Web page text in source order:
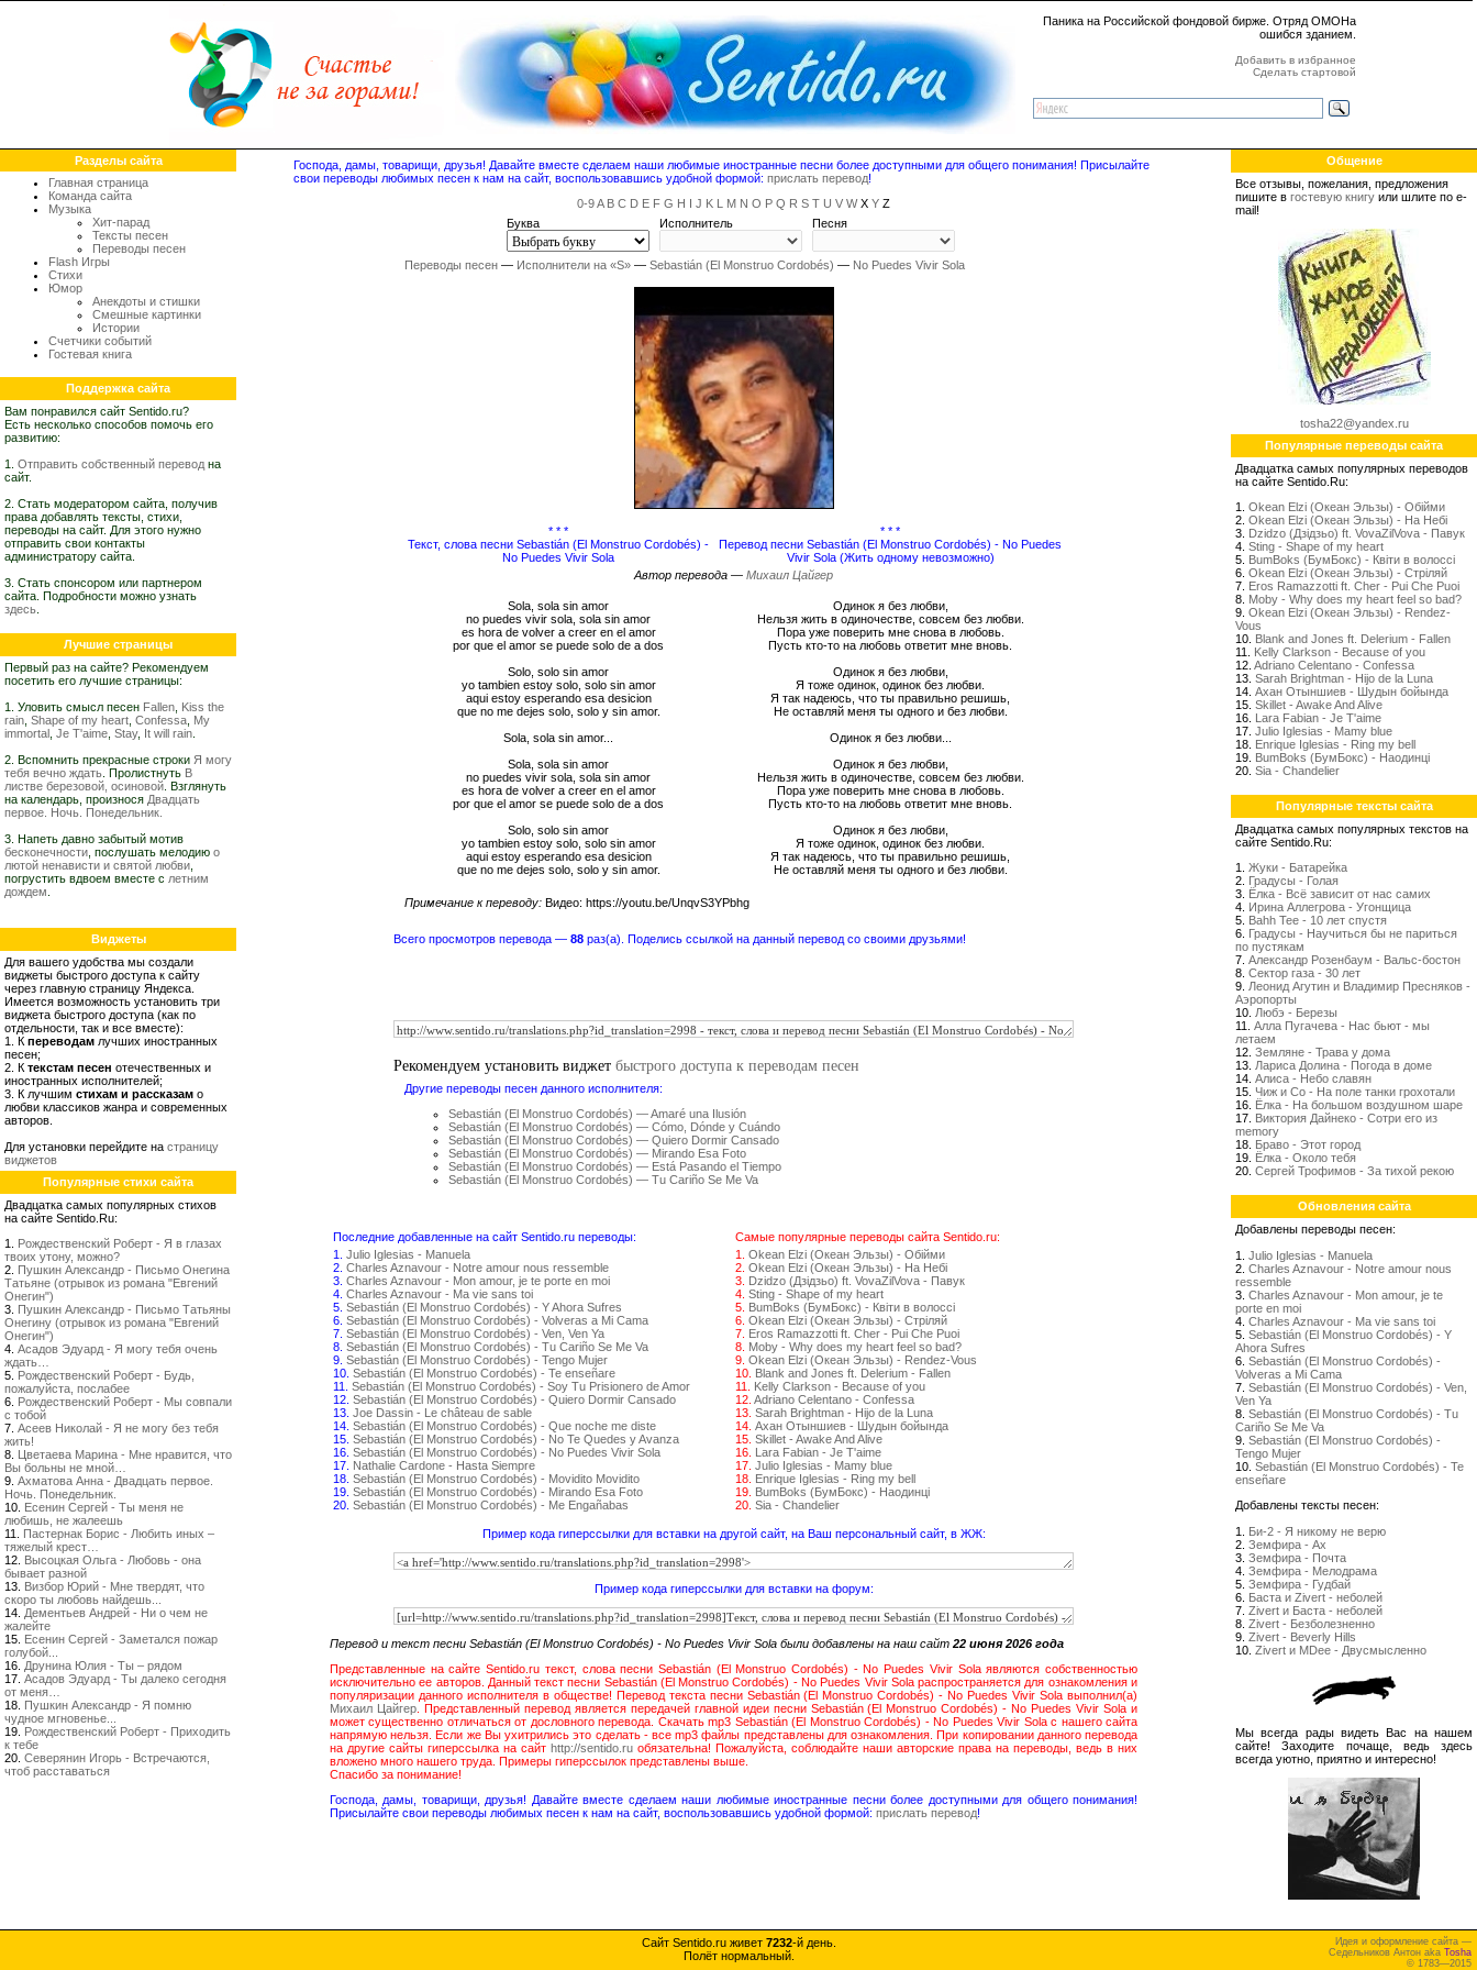
Паника на Российской фондовой бирже. Отряд ОМОНа
ошибся зданием.
Добавить в избранное
Сделать стартовой
Разделы сайта
Главная страница
Команда сайта
Музыка
Хит-парад
Тексты песен
Переводы песен
Flash Игры
Стихи
Юмор
Анекдоты и стишки
Смешные картинки
Истории
Счетчики событий
Гостевая книга
Поддержка сайта
Вам понравился сайт Sentido.ru?
Есть несколько способов помочь его
развитию:
1. Отправить собственный перевод на
сайт.
2. Стать модератором сайта, получив
права добавлять тексты, стихи,
переводы на сайт. Для этого нужно
отправить свои контакты
администратору сайта.
3. Стать спонсором или партнером
сайта. Подробности можно узнать
здесь
Лучшие страницы
Первый раз на сайте? Рекомендуем
посетить его лучшие страницы:
1. Уловить смысл песен Fallen Kiss the
rain Shape of my heart Confessa My
immortal Je T'aime Stay, It will rain
2. Вспомнить прекрасные строки Я могу
тебя вечно ждать . Пролистнуть В
листве березовой, осиновой . Взглянуть
на календарь, произнося Двадцать
первое. Ночь. Понедельник.
3. Напеть давно забытый мотив
бесконечности , послушать мелодию о
лютой ненависти и святой любви
погрустить вдвоем вместе с летним
дождем
Виджеты
Для вашего удобства мы создали
виджеты быстрого доступа к сайту
через главную страницу Яндекса.
Имеется возможность установить три
виджета быстрого доступа (как по
отдельности, так и все вместе):
1. К переводам лучших иностранных
песен;
2. К текстам песен отечественных и
иностранных исполнителей;
3. К лучшим стихам и рассказам о
любви классиков жанра и современных
авторов.
Для установки перейдите на страницу
виджетов
Популярные стихи сайта
Двадцатка самых популярных стихов
на сайте Sentido.Ru:
1. Рождественский Роберт - Я в глазах
твоих утону, можно?
2. Пушкин Александр - Письмо Онегина
Татьяне (отрывок из романа "Евгений
Онегин")
3. Пушкин Александр - Письмо Татьяны
Онегину (отрывок из романа "Евгений
Онегин")
4. Асадов Эдуард - Я могу тебя очень
ждать…
5. Рождественский Роберт - Будь,
пожалуйста, послабее
6. Рождественский Роберт - Мы совпали
с тобой
7. Асеев Николай - Я не могу без тебя
жить!
8. Цветаева Марина - Мне нравится, что
Вы больны не мной…
9. Ахматова Анна - Двадцать первое.
Ночь. Понедельник.
10. Есенин Сергей - Ты меня не
любишь, не жалеешь
11. Пастернак Борис - Любить иных –
тяжелый крест…
12. Высоцкая Ольга - Любовь - она
бывает разной
13. Визбор Юрий - Мне твердят, что
скоро ты любовь найдешь...
14. Дементьев Андрей - Ни о чем не
жалейте
15. Есенин Сергей - Заметался пожар
голубой...
16. Друнина Юлия - Ты – рядом
17. Асадов Эдуард - Ты далеко сегодня
от меня…
18. Пушкин Александр - Я помню
чудное мгновенье...
19. Рождественский Роберт - Приходить
к тебе
20. Северянин Игорь - Встречаются,
чтоб расставаться
Господа, дамы, товарищи, друзья! Давайте вместе сделаем наши любимые иностранные песни более доступными для общего понимания! Присылайте
свои переводы любимых песен к нам на сайт, воспользовавшись удобной формой: прислать перевод!
0-9A B C D E F G H I J K L M N O P Q R S T U V WX Y Z
Буква
Исполнитель Песня
Переводы песен— Исполнители на «S»— Sebastián (El Monstruo Cordobés) — No Puedes Vivir Sola
* * *
Текст, слова песни Sebastián (El Monstruo Cordobés) -
No Puedes Vivir Sola
* * *
Перевод песни Sebastián (El Monstruo Cordobés) - No Puedes
Vivir Sola (Жить одному невозможно)
Автор перевода — Михаил Цайгер
Sola, sola sin amor
no puedes vivir sola, sola sin amor
es hora de volver a creer en el amor
por que el amor se puede solo de a dos
Solo, solo sin amor
yo tambien estoy solo, solo sin amor
aqui estoy esperando esa desicion
que no me dejes solo, solo y sin amor.
Sola, sola sin amor...
Sola, sola sin amor
no puedes vivir sola, sola sin amor
es hora de volver a creer en el amor
por que el amor se puede solo de a dos
Solo, solo sin amor
yo tambien estoy solo, solo sin amor
aqui estoy esperando esa desicion
que no me dejes solo, solo y sin amor.
Одинок я без любви,
Нельзя жить в одиночестве, совсем без любви.
Пора уже поверить мне снова в любовь.
Пусть кто-то на любовь ответит мне вновь.
Одинок я без любви,
Я тоже одинок, одинок без любви.
Я так надеюсь, что ты правильно решишь,
Не оставляй меня ты одного и без любви.
Одинок я без любви...
Одинок я без любви,
Нельзя жить в одиночестве, совсем без любви.
Пора уже поверить мне снова в любовь.
Пусть кто-то на любовь ответит мне вновь.
Одинок я без любви,
Я тоже одинок, одинок без любви.
Я так надеюсь, что ты правильно решишь,
Не оставляй меня ты одного и без любви.
Примечание к переводу:Видео: https://youtu.be/UnqvS3YPbhg
Всего просмотров перевода — 88 раз(а). Поделись ссылкой на данный перевод со своими друзьями!
Рекомендуем установить виджет быстрого доступа к переводам песен
Другие переводы песен данного исполнителя:
Sebastián (El Monstruo Cordobés) — Amaré una Ilusión
Sebastián (El Monstruo Cordobés) — Cómo, Dónde y Cuándo
Sebastián (El Monstruo Cordobés) — Quiero Dormir Cansado
Sebastián (El Monstruo Cordobés) — Mirando Esa Foto
Sebastián (El Monstruo Cordobés) — Está Pasando el Tiempo
Sebastián (El Monstruo Cordobés) — Tu Cariño Se Me Va
Последние добавленные на сайт Sentido.ru переводы:
Самые популярные переводы сайта Sentido.ru:
1. Julio Iglesias - Manuela
2. Charles Aznavour - Notre amour nous ressemble
3. Charles Aznavour - Mon amour, je te porte en moi
4. Charles Aznavour - Ma vie sans toi
5. Sebastián (El Monstruo Cordobés) - Y Ahora Sufres
6. Sebastián (El Monstruo Cordobés) - Volveras a Mi Cama
7. Sebastián (El Monstruo Cordobés) - Ven, Ven Ya
8. Sebastián (El Monstruo Cordobés) - Tu Cariño Se Me Va
9. Sebastián (El Monstruo Cordobés) - Tengo Mujer
10. Sebastián (El Monstruo Cordobés) - Te enseñare
11. Sebastián (El Monstruo Cordobés) - Soy Tu Prisionero de Amor
12. Sebastián (El Monstruo Cordobés) - Quiero Dormir Cansado
13. Joe Dassin - Le château de sable
14. Sebastián (El Monstruo Cordobés) - Que noche me diste
15. Sebastián (El Monstruo Cordobés) - No Te Quedes y Avanza
16. Sebastián (El Monstruo Cordobés) - No Puedes Vivir Sola
17. Nathalie Cardone - Hasta Siempre
18. Sebastián (El Monstruo Cordobés) - Movidito Movidito
19. Sebastián (El Monstruo Cordobés) - Mirando Esa Foto
20. Sebastián (El Monstruo Cordobés) - Me Engañabas
1. Okean Elzi (Океан Эльзы) - Обійми
2. Okean Elzi (Океан Эльзы) - На Небі
3. Dzidzo (Дзідзьо) ft. VovaZilVova - Павук
4. Sting - Shape of my heart
5. BumBoks (БумБокс) - Квіти в волоссі
6. Okean Elzi (Океан Эльзы) - Стрiляй
7. Eros Ramazzotti ft. Cher - Pui Che Puoi
8. Moby - Why does my heart feel so bad?
9. Okean Elzi (Океан Эльзы) - Rendez-Vous
10. Blank and Jones ft. Delerium - Fallen
11. Kelly Clarkson - Because of you
12. Adriano Celentano - Confessa
13. Sarah Brightman - Hijo de la Luna
14. Ахан Отыншиев - Шудын бойында
15. Skillet - Awake And Alive
16. Lara Fabian - Je T'aime
17. Julio Iglesias - Mamy blue
18. Enrique Iglesias - Ring my bell
19. BumBoks (БумБокс) - Наодинці
20. Sia - Chandelier
Пример кода гиперссылки для вставки на другой сайт, на Ваш персональный сайт, в ЖЖ:
Пример кода гиперссылки для вставки на форум:
Перевод и текст песни Sebastián (El Monstruo Cordobés) - No Puedes Vivir Sola были добавлены на наш сайт 22 июня 2026 года
Представленные на сайте Sentido.ru текст, слова песни Sebastián (El Monstruo Cordobés) - No Puedes Vivir Sola являются собственностью
исключительно ее авторов. Данный текст песни Sebastián (El Monstruo Cordobés) - No Puedes Vivir Sola распространяется для ознакомления и
популяризации данного исполнителя в обществе! Перевод текста песни Sebastián (El Monstruo Cordobés) - No Puedes Vivir Sola выполнил(а)
Михаил Цайгер. Представленный перевод является передачей главной идеи песни Sebastián (El Monstruo Cordobés) - No Puedes Vivir Sola и
может существенно отличаться от дословного перевода. Скачать mp3 Sebastián (El Monstruo Cordobés) - No Puedes Vivir Sola с нашего сайта
напрямую нельзя. Если же Вы ухитрились это сделать - все mp3 файлы представлены для ознакомления. При копировании данного перевода
на другие сайты гиперссылка на сайт http://sentido.ru обязательна! Пожалуйста, соблюдайте наши авторские права на переводы, ведь в них
вложено много нашего труда. Примеры гиперссылок представлены выше.
Спасибо за понимание!
Господа, дамы, товарищи, друзья! Давайте вместе сделаем наши любимые иностранные песни более доступными для общего понимания!
Присылайте свои переводы любимых песен к нам на сайт, воспользовавшись удобной формой: прислать перевод!
Общение
Все отзывы, пожелания, предложения
пишите в гостевую книгу или шлите по e-
mail!
tosha22@yandex.ru
Популярные переводы сайта
Двадцатка самых популярных переводов
на сайте Sentido.Ru:
1. Okean Elzi (Океан Эльзы) - Обійми
2. Okean Elzi (Океан Эльзы) - На Небі
3. Dzidzo (Дзідзьо) ft. VovaZilVova - Павук
4. Sting - Shape of my heart
5. BumBoks (БумБокс) - Квіти в волоссі
6. Okean Elzi (Океан Эльзы) - Стрiляй
7. Eros Ramazzotti ft. Cher - Pui Che Puoi
8. Moby - Why does my heart feel so bad?
9. Okean Elzi (Океан Эльзы) - Rendez-
Vous
10. Blank and Jones ft. Delerium - Fallen
11. Kelly Clarkson - Because of you
12. Adriano Celentano - Confessa
13. Sarah Brightman - Hijo de la Luna
14. Ахан Отыншиев - Шудын бойында
15. Skillet - Awake And Alive
16. Lara Fabian - Je T'aime
17. Julio Iglesias - Mamy blue
18. Enrique Iglesias - Ring my bell
19. BumBoks (БумБокс) - Наодинці
20. Sia - Chandelier
Популярные тексты сайта
Двадцатка самых популярных текстов на
сайте Sentido.Ru:
1. Жуки - Батарейка
2. Градусы - Голая
3. Ёлка - Всё зависит от нас самих
4. Ирина Аллегрова - Угонщица
5. Bahh Tee - 10 лет спустя
6. Градусы - Научиться бы не париться
по пустякам
7. Александр Розенбаум - Вальс-бостон
8. Сектор газа - 30 лет
9. Леонид Агутин и Владимир Пресняков -
Аэропорты
10. Любэ - Березы
11. Алла Пугачева - Нас бьют - мы
летаем
12. Земляне - Трава у дома
13. Лариса Долина - Погода в доме
14. Алиса - Небо славян
15. Чиж и Со - На поле танки грохотали
16. Ёлка - На большом воздушном шаре
17. Виктория Дайнеко - Сотри его из
memory
18. Браво - Этот город
19. Ёлка - Около тебя
20. Сергей Трофимов - За тихой рекою
Обновления сайта
Добавлены переводы песен:
1. Julio Iglesias - Manuela
2. Charles Aznavour - Notre amour nous
ressemble
3. Charles Aznavour - Mon amour, je te
porte en moi
4. Charles Aznavour - Ma vie sans toi
5. Sebastián (El Monstruo Cordobés) - Y
Ahora Sufres
6. Sebastián (El Monstruo Cordobés) -
Volveras a Mi Cama
7. Sebastián (El Monstruo Cordobés) - Ven,
Ven Ya
8. Sebastián (El Monstruo Cordobés) - Tu
Cariño Se Me Va
9. Sebastián (El Monstruo Cordobés) -
Tengo Mujer
10. Sebastián (El Monstruo Cordobés) - Te
enseñare
Добавлены тексты песен:
1. Би-2 - Я никому не верю
2. Земфира - Ах
3. Земфира - Почта
4. Земфира - Мелодрама
5. Земфира - Гудбай
6. Баста и Zivert - неболей
7. Zivert и Баста - неболей
8. Zivert - Безболезненно
9. Zivert - Beverly Hills
10. Zivert и MDee - Двусмысленно
Мы всегда рады видеть Вас на нашем
сайте! Заходите почаще, ведь здесь
всегда уютно, приятно и интересно!
Сайт Sentido.ru живет 7232-й день.
Полёт нормальный.
Идея и оформление сайта —
Седельников Антон aka Tosha
© 1783—2015